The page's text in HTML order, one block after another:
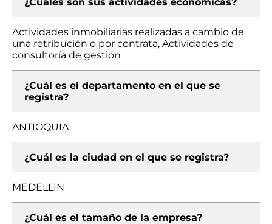
Actividades inmobiliarias realizadas a cambio de
una retribución o por contrata, Actividades de
consultoría de gestión
¿Cuál es el departamento en el que se
registra?
ANTIOQUIA
¿Cuál es la ciudad en el que se registra?
MEDELLIN
¿Cuál es el tamaño de la empresa?